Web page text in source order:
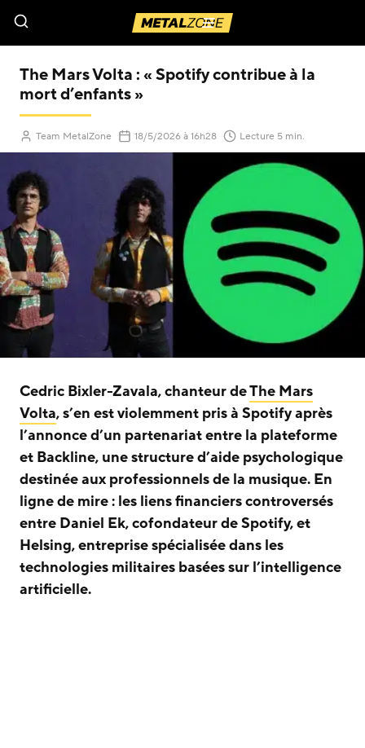
Menu
The Mars Volta : « Spotify contribue à la
mort d’enfants »
Team MetalZone 18/5/2026(Mis à jour le)
à 16h28 Lecture 5 min.
Cedric Bixler-Zavala, chanteur deThe Mars
Volta, s’en est violemment pris à Spotify après
l’annonce d’un partenariat entre la plateforme
et Backline, une structure d’aide psychologique
destinée aux professionnels de la musique. En
ligne de mire : les liens financiers controversés
entre Daniel Ek, cofondateur de Spotify, et
Helsing, entreprise spécialisée dans les
technologies militaires basées sur l’intelligence
artificielle.